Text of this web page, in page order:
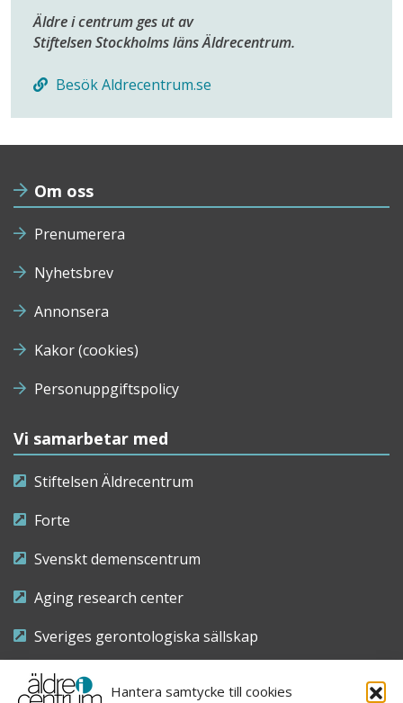
Hantera samtycke till cookies
Äldre i centrum ges ut av
Stiftelsen Stockholms läns Äldrecentrum.
Besök Aldrecentrum.se
Om oss
Prenumerera
Nyhetsbrev
Annonsera
Kakor (cookies)
Personuppgiftspolicy
Vi samarbetar med
Stiftelsen Äldrecentrum
Forte
Svenskt demenscentrum
Aging research center
Sveriges gerontologiska sällskap
Riksföreningen för sjuksköterskor inom äldre- och